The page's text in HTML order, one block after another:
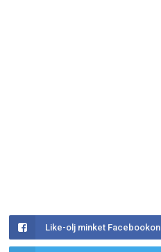
Like-olj minket Facebookon